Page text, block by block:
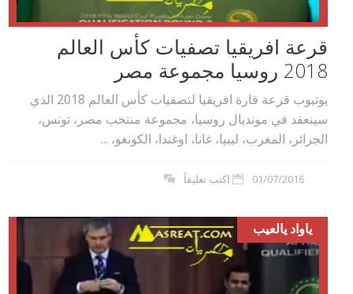
قرعة افريقيا تصفيات كأس العالم
2018 روسيا مجموعة مصر
يوتيوب قرعة قارة افريقيا لتصفيات كأس العالم 2018 الذي
سينعقد في مونديال روسيا، مجموعة منتخب مصر، تونس،
الجزائر، المغرب، ليبيا، غانا، اوغندا، الكونغو، ...
01/07/2016 اكتب تعليقاً
ياواد يالعيب